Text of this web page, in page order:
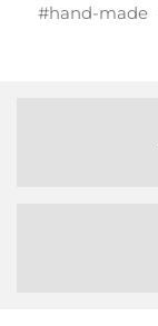
hand-made